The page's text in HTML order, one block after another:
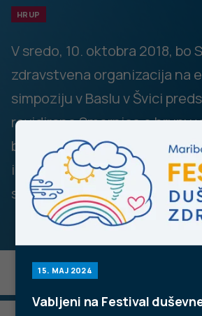
15. MAJ 2024
Vabljeni na Festival
HRUP
V sredo, 10. oktobra 2018, bo
zdravstvena organizacija na
simpoziju v Baslu v Švici
revidirane Smernice o hrupu
bodo predstavniki držav
in zainteresirane strani, ki
smernic dopolnili s panelnimi